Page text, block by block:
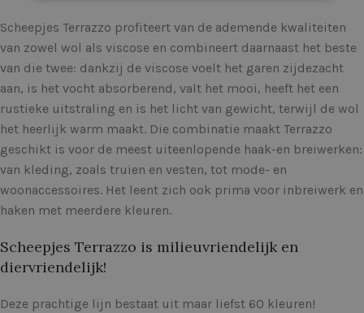
Scheepjes Terrazzo profiteert van de ademende kwaliteiten
van zowel wol als viscose en combineert daarnaast het beste
van die twee: dankzij de viscose voelt het garen zijdezacht
aan, is het vocht absorberend, valt het mooi, heeft het een
rustieke uitstraling en is het licht van gewicht, terwijl de wol
het heerlijk warm maakt. Die combinatie maakt Terrazzo
geschikt is voor de meest uiteenlopende haak-en breiwerken:
van kleding, zoals truien en vesten, tot mode- en
woonaccessoires. Het leent zich ook prima voor inbreiwerk en
haken met meerdere kleuren.
Scheepjes Terrazzo is milieuvriendelijk en
diervriendelijk!
Deze prachtige lijn bestaat uit maar liefst 60 kleuren!